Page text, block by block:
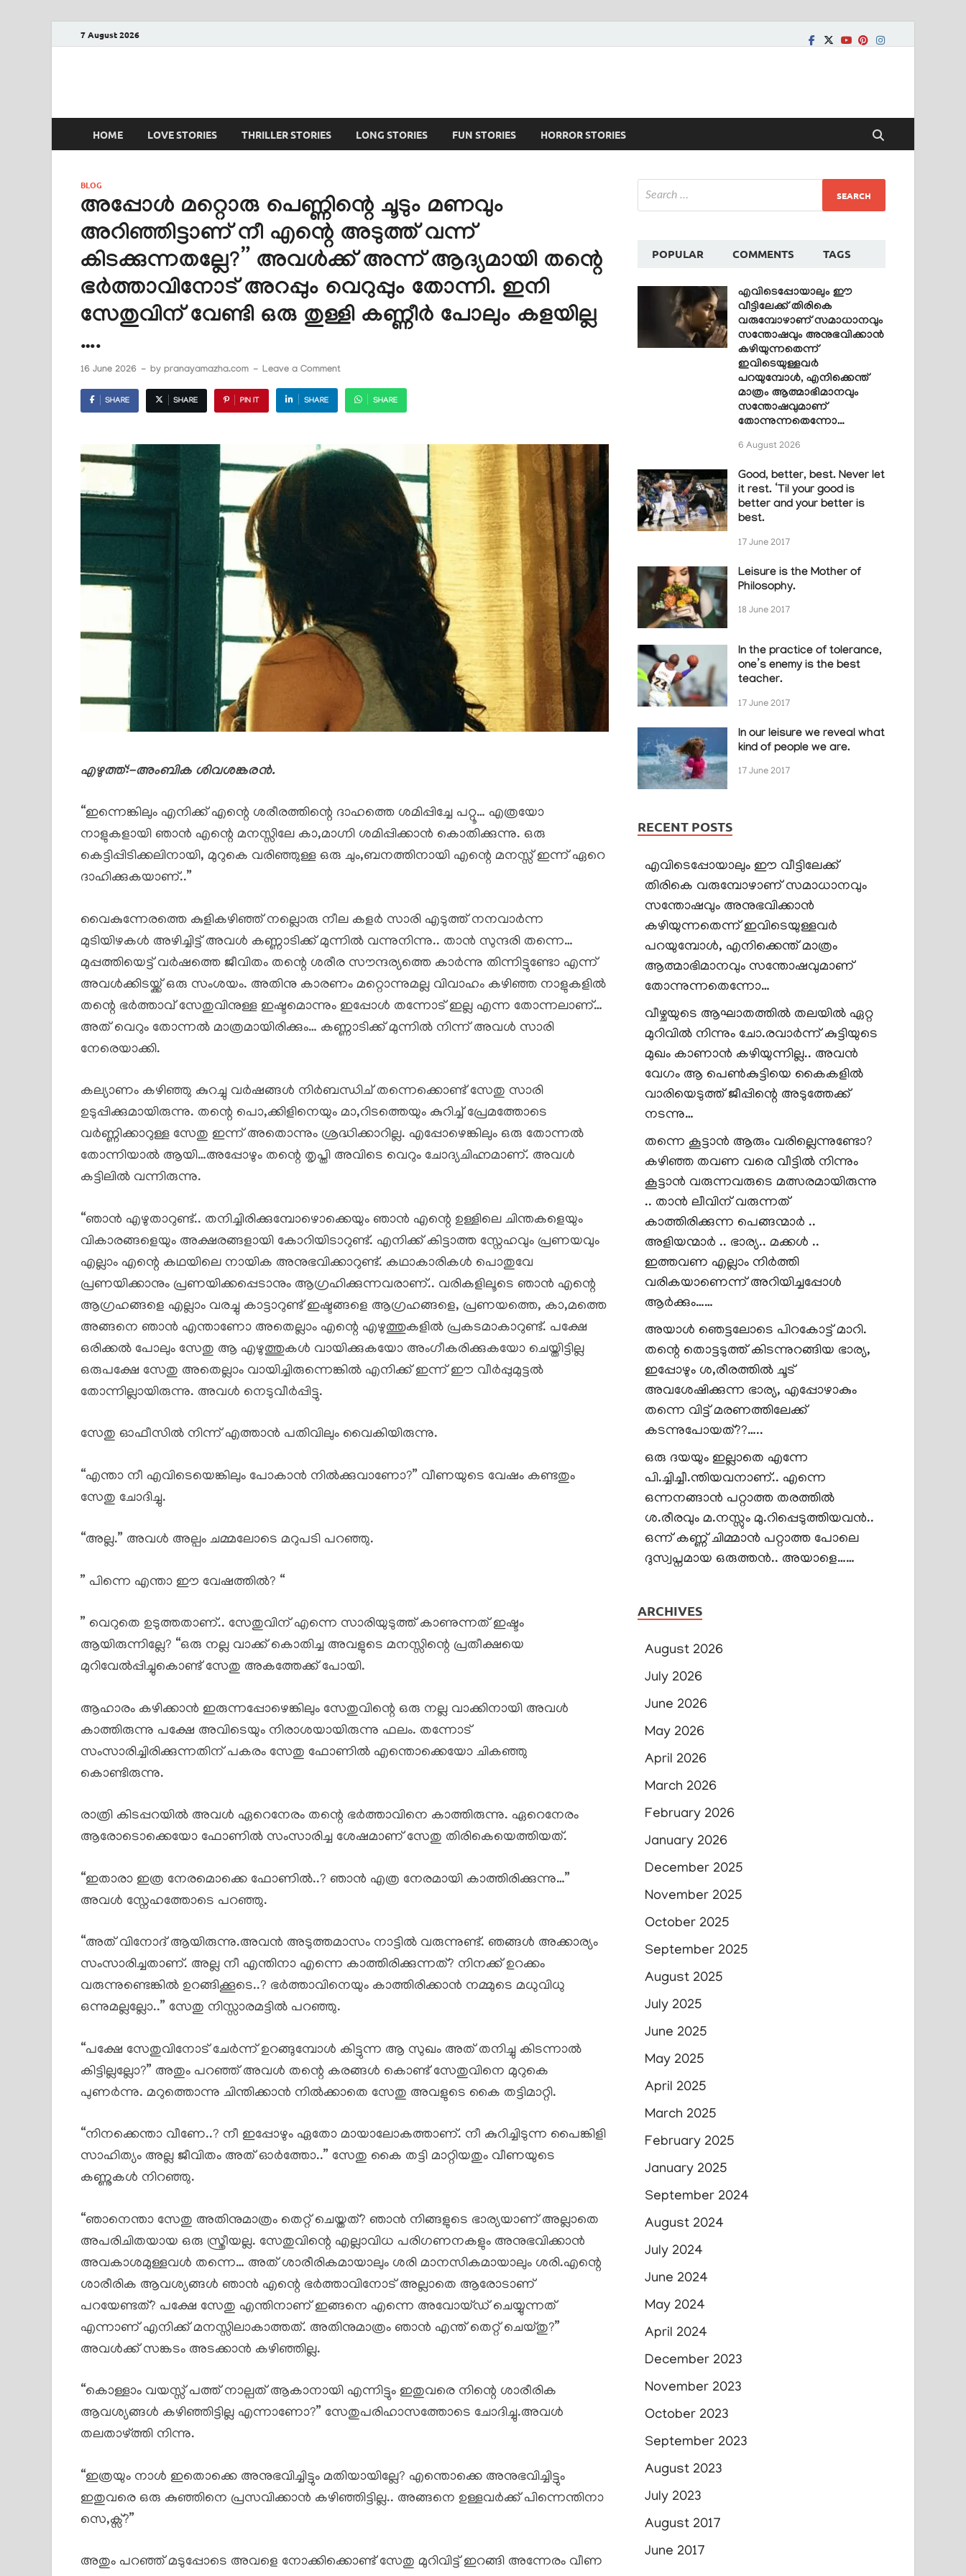
7 August 2026
HOME LOVE STORIES THRILLER STORIES LONG STORIES FUN STORIES HORROR STORIES
BLOG
അപ്പോൾ മറ്റൊരു പെണ്ണിന്റെ ചൂടും മണവും
അറിഞ്ഞിട്ടാണ് നീ എന്റെ അടുത്ത് വന്ന്
കിടക്കുന്നതല്ലേ?” അവൾക്ക് അന്ന് ആദ്യമായി തന്റെ
ഭർത്താവിനോട് അറപ്പും വെറുപ്പും തോന്നി. ഇനി
സേതുവിന് വേണ്ടി ഒരു തുള്ളി കണ്ണീർ പോലും കളയില്ല
….
16 June 2026 - by pranayamazha.com - Leave a Comment
SHARE SHARE PIN IT SHARE SHARE
എഴുത്ത്:-അംബിക ശിവശങ്കരൻ.
“ഇന്നെങ്കിലും എനിക്ക് എന്റെ ശരീരത്തിന്റെ ദാഹത്തെ ശമിപ്പിച്ചേ പറ്റൂ… എത്രയോ
നാളുകളായി ഞാൻ എന്റെ മനസ്സിലേ കാ,മാഗ്നി ശമിപ്പിക്കാൻ കൊതിക്കുന്നു. ഒരു
കെട്ടിപ്പിടിക്കലിനായി, മുറുകെ വരിഞ്ഞുള്ള ഒരു ചും,ബനത്തിനായി എന്റെ മനസ്സ് ഇന്ന് ഏറെ
ദാഹിക്കുകയാണ്..”
വൈകുന്നേരത്തെ കുളികഴിഞ്ഞ് നല്ലൊരു നീല കളർ സാരി എടുത്ത് നനവാർന്ന
മുടിയിഴകൾ അഴിച്ചിട്ട് അവൾ കണ്ണാടിക്ക് മുന്നിൽ വന്നുനിന്നു.. താൻ സുന്ദരി തന്നെ…
മുപ്പത്തിയെട്ട് വർഷത്തെ ജീവിതം തന്റെ ശരീര സൗന്ദര്യത്തെ കാർന്നു തിന്നിട്ടുണ്ടോ എന്ന്
അവൾക്കിടയ്ക്ക് ഒരു സംശയം. അതിനു കാരണം മറ്റൊന്നുമല്ല വിവാഹം കഴിഞ്ഞ നാളുകളിൽ
തന്റെ ഭർത്താവ് സേതുവിനുള്ള ഇഷ്ടമൊന്നും ഇപ്പോൾ തന്നോട് ഇല്ല എന്ന തോന്നലാണ്…
അത് വെറും തോന്നൽ മാത്രമായിരിക്കും… കണ്ണാടിക്ക് മുന്നിൽ നിന്ന് അവൾ സാരി
നേരെയാക്കി.
കല്യാണം കഴിഞ്ഞു കുറച്ചു വർഷങ്ങൾ നിർബന്ധിച് തന്നെക്കൊണ്ട് സേതു സാരി
ഉടുപ്പിക്കുമായിരുന്നു. തന്റെ പൊ,ക്കിളിനെയും മാ,റിടത്തെയും കുറിച്ച് പ്രേമത്തോടെ
വർണ്ണിക്കാറുള്ള സേതു ഇന്ന് അതൊന്നും ശ്രദ്ധിക്കാറില്ല. എപ്പോഴെങ്കിലും ഒരു തോന്നൽ
തോന്നിയാൽ ആയി…അപ്പോഴും തന്റെ തൃപ്തി അവിടെ വെറും ചോദ്യചിഹ്നമാണ്. അവൾ
കട്ടിലിൽ വന്നിരുന്നു.
“ഞാൻ എഴുതാറുണ്ട്.. തനിച്ചിരിക്കുമ്പോഴൊക്കെയും ഞാൻ എന്റെ ഉള്ളിലെ ചിന്തകളെയും
വികാരങ്ങളെയും അക്ഷരങ്ങളായി കോറിയിടാറുണ്ട്. എനിക്ക് കിട്ടാത്ത സ്നേഹവും പ്രണയവും
എല്ലാം എന്റെ കഥയിലെ നായിക അനുഭവിക്കാറുണ്ട്. കഥാകാരികൾ പൊതുവേ
പ്രണയിക്കാനും പ്രണയിക്കപ്പെടാനും ആഗ്രഹിക്കുന്നവരാണ്.. വരികളിലൂടെ ഞാൻ എന്റെ
ആഗ്രഹങ്ങളെ എല്ലാം വരച്ചു കാട്ടാറുണ്ട് ഇഷ്ടങ്ങളെ ആഗ്രഹങ്ങളെ, പ്രണയത്തെ, കാ,മത്തെ
അങ്ങനെ ഞാൻ എന്താണോ അതെല്ലാം എന്റെ എഴുത്തുകളിൽ പ്രകടമാകാറുണ്ട്. പക്ഷേ
ഒരിക്കൽ പോലും സേതു ആ എഴുത്തുകൾ വായിക്കുകയോ അംഗീകരിക്കുകയോ ചെയ്തിട്ടില്ല
ഒരുപക്ഷേ സേതു അതെല്ലാം വായിച്ചിരുന്നെങ്കിൽ എനിക്ക് ഇന്ന് ഈ വീർപ്പുമുട്ടൽ
തോന്നില്ലായിരുന്നു. അവൾ നെടുവീർപ്പിട്ടു.
സേതു ഓഫീസിൽ നിന്ന് എത്താൻ പതിവിലും വൈകിയിരുന്നു.
“എന്താ നീ എവിടെയെങ്കിലും പോകാൻ നിൽക്കുവാണോ?” വീണയുടെ വേഷം കണ്ടതും
സേതു ചോദിച്ചു.
“അല്ല.” അവൾ അല്പം ചമ്മലോടെ മറുപടി പറഞ്ഞു.
” പിന്നെ എന്താ ഈ വേഷത്തിൽ? “
” വെറുതെ ഉടുത്തതാണ്.. സേതുവിന് എന്നെ സാരിയുടുത്ത് കാണുന്നത് ഇഷ്ടം
ആയിരുന്നില്ലേ? “ഒരു നല്ല വാക്ക് കൊതിച്ച അവളുടെ മനസ്സിന്റെ പ്രതീക്ഷയെ
മുറിവേൽപ്പിച്ചുകൊണ്ട് സേതു അകത്തേക്ക് പോയി.
ആഹാരം കഴിക്കാൻ ഇരുന്നപ്പോഴെങ്കിലും സേതുവിന്റെ ഒരു നല്ല വാക്കിനായി അവൾ
കാത്തിരുന്നു പക്ഷേ അവിടെയും നിരാശയായിരുന്നു ഫലം. തന്നോട്
സംസാരിച്ചിരിക്കുന്നതിന് പകരം സേതു ഫോണിൽ എന്തൊക്കെയോ ചികഞ്ഞു
കൊണ്ടിരുന്നു.
രാത്രി കിടപ്പറയിൽ അവൾ ഏറെനേരം തന്റെ ഭർത്താവിനെ കാത്തിരുന്നു. ഏറെനേരം
ആരോടൊക്കെയോ ഫോണിൽ സംസാരിച്ച ശേഷമാണ് സേതു തിരികെയെത്തിയത്.
“ഇതാരാ ഇത്ര നേരമൊക്കെ ഫോണിൽ..? ഞാൻ എത്ര നേരമായി കാത്തിരിക്കുന്നു…”
അവൾ സ്നേഹത്തോടെ പറഞ്ഞു.
“അത് വിനോദ് ആയിരുന്നു.അവൻ അടുത്തമാസം നാട്ടിൽ വരുന്നുണ്ട്. ഞങ്ങൾ അക്കാര്യം
സംസാരിച്ചതാണ്. അല്ല നീ എന്തിനാ എന്നെ കാത്തിരിക്കുന്നത്? നിനക്ക് ഉറക്കം
വരുന്നുണ്ടെങ്കിൽ ഉറങ്ങിക്കൂടെ..? ഭർത്താവിനെയും കാത്തിരിക്കാൻ നമ്മുടെ മധുവിധു
ഒന്നുമല്ലല്ലോ..” സേതു നിസ്സാരമട്ടിൽ പറഞ്ഞു.
“പക്ഷേ സേതുവിനോട് ചേർന്ന് ഉറങ്ങുമ്പോൾ കിട്ടുന്ന ആ സുഖം അത് തനിച്ചു കിടന്നാൽ
കിട്ടില്ലല്ലോ?” അതും പറഞ്ഞ് അവൾ തന്റെ കരങ്ങൾ കൊണ്ട് സേതുവിനെ മുറുകെ
പുണർന്നു. മറുത്തൊന്നു ചിന്തിക്കാൻ നിൽക്കാതെ സേതു അവളുടെ കൈ തട്ടിമാറ്റി.
“നിനക്കെന്താ വീണേ..? നീ ഇപ്പോഴും ഏതോ മായാലോകത്താണ്. നീ കുറിച്ചിടുന്ന പൈങ്കിളി
സാഹിത്യം അല്ല ജീവിതം അത് ഓർത്തോ..” സേതു കൈ തട്ടി മാറ്റിയതും വീണയുടെ
കണ്ണുകൾ നിറഞ്ഞു.
“ഞാനെന്താ സേതു അതിനുമാത്രം തെറ്റ് ചെയ്തത്? ഞാൻ നിങ്ങളുടെ ഭാര്യയാണ് അല്ലാതെ
അപരിചിതയായ ഒരു സ്ത്രീയല്ല. സേതുവിന്റെ എല്ലാവിധ പരിഗണനകളും അനുഭവിക്കാൻ
അവകാശമുള്ളവൾ തന്നെ… അത് ശാരീരികമായാലും ശരി മാനസികമായാലും ശരി.എന്റെ
ശാരീരിക ആവശ്യങ്ങൾ ഞാൻ എന്റെ ഭർത്താവിനോട് അല്ലാതെ ആരോടാണ്
പറയേണ്ടത്? പക്ഷേ സേതു എന്തിനാണ് ഇങ്ങനെ എന്നെ അവോയ്ഡ് ചെയ്യുന്നത്
എന്നാണ് എനിക്ക് മനസ്സിലാകാത്തത്. അതിനുമാത്രം ഞാൻ എന്ത് തെറ്റ് ചെയ്തു?”
അവൾക്ക് സങ്കടം അടക്കാൻ കഴിഞ്ഞില്ല.
“കൊള്ളാം വയസ്സ് പത്ത് നാല്പത് ആകാനായി എന്നിട്ടും ഇതുവരെ നിന്റെ ശാരീരിക
ആവശ്യങ്ങൾ കഴിഞ്ഞിട്ടില്ല എന്നാണോ?” സേതുപരിഹാസത്തോടെ ചോദിച്ചു.അവൾ
തലതാഴ്ത്തി നിന്നു.
“ഇത്രയും നാൾ ഇതൊക്കെ അനുഭവിച്ചിട്ടും മതിയായില്ലേ? എന്തൊക്കെ അനുഭവിച്ചിട്ടും
ഇതുവരെ ഒരു കുഞ്ഞിനെ പ്രസവിക്കാൻ കഴിഞ്ഞിട്ടില്ല.. അങ്ങനെ ഉള്ളവർക്ക് പിന്നെന്തിനാ
സെ,ക്സ്?”
അതും പറഞ്ഞ് മടുപ്പോടെ അവളെ നോക്കിക്കൊണ്ട് സേതു മുറിവിട്ട് ഇറങ്ങി അന്നേരം വീണ
POPULAR COMMENTS TAGS
എവിടെപ്പോയാലും ഈ
വീട്ടിലേക്ക് തിരികെ
വരുമ്പോഴാണ് സമാധാനവും
സന്തോഷവും അനുഭവിക്കാൻ
കഴിയുന്നതെന്ന്
ഇവിടെയുള്ളവർ
പറയുമ്പോൾ, എനിക്കെന്ത്
മാത്രം ആത്മാഭിമാനവും
സന്തോഷവുമാണ്
തോന്നുന്നതെന്നോ…
6 August 2026
Good, better, best. Never let
it rest. ‘Til your good is
better and your better is
best.
17 June 2017
Leisure is the Mother of
Philosophy.
18 June 2017
In the practice of tolerance,
one’s enemy is the best
teacher.
17 June 2017
In our leisure we reveal what
kind of people we are.
17 June 2017
RECENT POSTS
എവിടെപ്പോയാലും ഈ വീട്ടിലേക്ക്
തിരികെ വരുമ്പോഴാണ് സമാധാനവും
സന്തോഷവും അനുഭവിക്കാൻ
കഴിയുന്നതെന്ന് ഇവിടെയുള്ളവർ
പറയുമ്പോൾ, എനിക്കെന്ത് മാത്രം
ആത്മാഭിമാനവും സന്തോഷവുമാണ്
തോന്നുന്നതെന്നോ…
വീഴ്ചയുടെ ആഘാതത്തിൽ തലയിൽ ഏറ്റ
മുറിവിൽ നിന്നും ചോ.രവാർന്ന് കുട്ടിയുടെ
മുഖം കാണാൻ കഴിയുന്നില്ല.. അവൻ
വേഗം ആ പെൺകുട്ടിയെ കൈകളിൽ
വാരിയെടുത്ത് ജീപ്പിന്റെ അടുത്തേക്ക്
നടന്നു…
തന്നെ കൂട്ടാൻ ആരും വരില്ലെന്നുണ്ടോ?
കഴിഞ്ഞ തവണ വരെ വീട്ടിൽ നിന്നും
കൂട്ടാൻ വരുന്നവരുടെ മത്സരമായിരുന്നു
.. താൻ ലീവിന് വരുന്നത്
കാത്തിരിക്കുന്ന പെങ്ങന്മാർ ..
അളിയന്മാർ .. ഭാര്യ.. മക്കൾ ..
ഇത്തവണ എല്ലാം നിർത്തി
വരികയാണെന്ന് അറിയിച്ചപ്പോൾ
ആർക്കും……
അയാൾ ഞെട്ടലോടെ പിറകോട്ട് മാറി.
തന്റെ തൊട്ടടുത്ത് കിടന്നുറങ്ങിയ ഭാര്യ,
ഇപ്പോഴും ശ,രീരത്തിൽ ചൂട്
അവശേഷിക്കുന്ന ഭാര്യ, എപ്പോഴാകും
തന്നെ വിട്ട് മരണത്തിലേക്ക്
കടന്നുപോയത്??…..
ഒരു ദയയും ഇല്ലാതെ എന്നേ
പി.ച്ചിച്ചീ.ന്തിയവനാണ്.. എന്നെ
ഒന്നനങ്ങാൻ പറ്റാത്ത തരത്തിൽ
ശ.രീരവും മ.നസ്സും മു.റിപ്പെടുത്തിയവൻ..
ഒന്ന് കണ്ണ് ചിമ്മാൻ പറ്റാത്ത പോലെ
ദുസ്വപ്നമായ ഒരുത്തൻ.. അയാളെ……
ARCHIVES
August 2026
July 2026
June 2026
May 2026
April 2026
March 2026
February 2026
January 2026
December 2025
November 2025
October 2025
September 2025
August 2025
July 2025
June 2025
May 2025
April 2025
March 2025
February 2025
January 2025
September 2024
August 2024
July 2024
June 2024
May 2024
April 2024
December 2023
November 2023
October 2023
September 2023
August 2023
July 2023
August 2017
June 2017